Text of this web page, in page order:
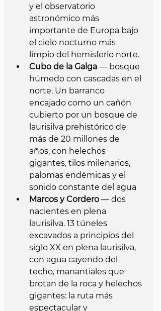
y el observatorio
astronómico más
importante de Europa bajo
el cielo nocturno más
limpio del hemisferio norte.
Cubo de la Galga — bosque
húmedo con cascadas en el
norte. Un barranco
encajado como un cañón
cubierto por un bosque de
laurisilva prehistórico de
más de 20 millones de
años, con helechos
gigantes, tilos milenarios,
palomas endémicas y el
sonido constante del agua
Marcos y Cordero — dos
nacientes en plena
laurisilva. 13 túneles
excavados a principios del
siglo XX en plena laurisilva,
con agua cayendo del
techo, manantiales que
brotan de la roca y helechos
gigantes: la ruta más
espectacular y